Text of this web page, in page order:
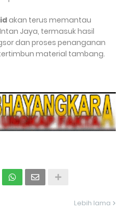
akan terus memantau
Jaya, termasuk hasil
dan proses penanganan
material tambang.
Lebih lama